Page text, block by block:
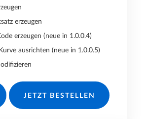
erzeugen
erzeugen (neue in 1.0.0.4)
ausrichten (neue in 1.0.0.5)
JETZT BESTELLEN